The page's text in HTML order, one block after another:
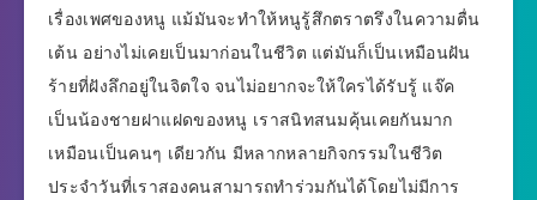
เรื่องเพศของหนู แม้มันจะทำให้หนูรู้สึกตราตรึงในความตื่น
เต้น อย่างไม่เคยเป็นมาก่อนในชีวิต แต่มันก็เป็นเหมือนฝัน
ร้ายที่ฝังลึกอยู่ในจิตใจ จนไม่อยากจะให้ใครได้รับรู้ แจ๊ค
เป็นน้องชายฝาแฝดของหนู เราสนิทสนมคุ้นเคยกันมาก
เหมือนเป็นคนๆ เดียวกัน มีหลากหลายกิจกรรมในชีวิต
ประจำวันที่เราสองคนสามารถทำร่วมกันได้โดยไม่มีการ